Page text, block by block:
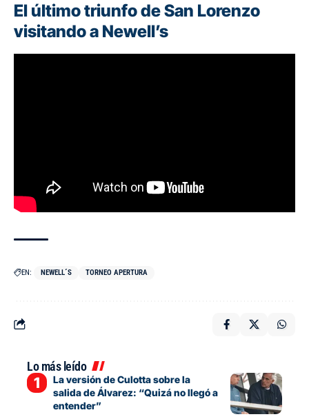
El último triunfo de San Lorenzo
visitando a Newell’s
EN: NEWELL´S TORNEO APERTURA
Lo más leído
La versión de Culotta sobre la
salida de Álvarez: “Quizá no llegó a
entender”